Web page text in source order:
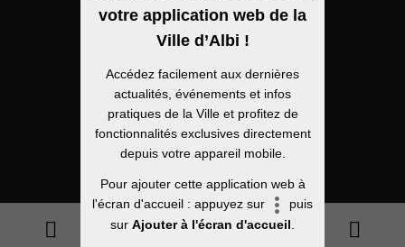
Mentions légales
Politique de confidentialité
Plan du site
votre application web de la
Ville d’Albi !
Accédez facilement aux dernières
actualités, événements et infos
pratiques de la Ville et profitez de
fonctionnalités exclusives directement
depuis votre appareil mobile.
Pour ajouter cette application web à
l'écran d'accueil : appuyez sur
puis
sur Ajouter à l'écran d'accueil